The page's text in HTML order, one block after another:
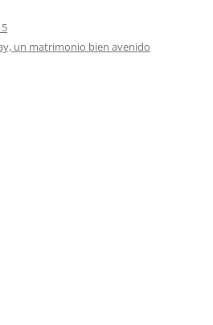
un matrimonio bien avenido